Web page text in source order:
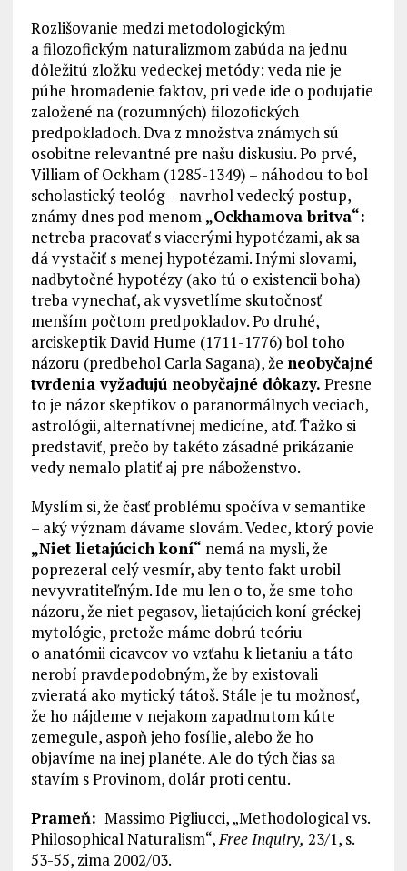
Rozlišovanie medzi metodologickým
a filozofickým naturalizmom zabúda na jednu
dôležitú zložku vedeckej metódy: veda nie je
púhe hromadenie faktov, pri vede ide o podujatie
založené na (rozumných) filozofických
predpokladoch. Dva z množstva známych sú
osobitne relevantné pre našu diskusiu. Po prvé,
Villiam of Ockham (1285-1349) – náhodou to bol
scholastický teológ – navrhol vedecký postup,
známy dnes pod menom „Ockhamova britva“:
netreba pracovať s viacerými hypotézami, ak sa
dá vystačiť s menej hypotézami. Inými slovami,
nadbytočné hypotézy (ako tú o existencii boha)
treba vynechať, ak vysvetlíme skutočnosť
menším počtom predpokladov. Po druhé,
arciskeptik David Hume (1711-1776) bol toho
názoru (predbehol Carla Sagana), že neobyčajné
tvrdenia vyžadujú neobyčajné dôkazy. Presne
to je názor skeptikov o paranormálnych veciach,
astrológii, alternatívnej medicíne, atď. Ťažko si
predstaviť, prečo by takéto zásadné prikázanie
vedy nemalo platiť aj pre náboženstvo.
Myslím si, že časť problému spočíva v semantike
– aký význam dávame slovám. Vedec, ktorý povie
„Niet lietajúcich koní“ nemá na mysli, že
poprezeral celý vesmír, aby tento fakt urobil
nevyvratiteľným. Ide mu len o to, že sme toho
názoru, že niet pegasov, lietajúcich koní gréckej
mytológie, pretože máme dobrú teóriu
o anatómii cicavcov vo vzťahu k lietaniu a táto
nerobí pravdepodobným, že by existovali
zvieratá ako mytický tátoš. Stále je tu možnosť,
že ho nájdeme v nejakom zapadnutom kúte
zemegule, aspoň jeho fosílie, alebo že ho
objavíme na inej planéte. Ale do tých čias sa
stavím s Provinom, dolár proti centu.
Prameň: Massimo Pigliucci, „Methodological vs.
Philosophical Naturalism“,Free Inquiry, 23/1, s.
53-55, zima 2002/03.